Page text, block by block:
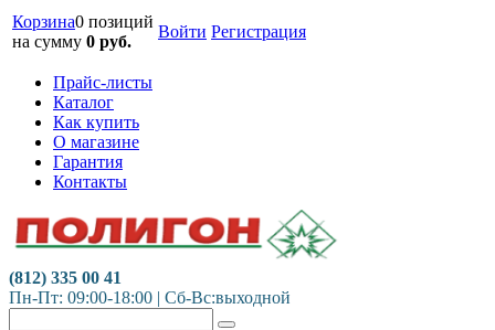
Корзина0 позиций
на сумму 0 руб.
Войти Регистрация
Прайс-листы
Каталог
Как купить
О магазине
Гарантия
Контакты
(812) 335 00 41
Пн-Пт: 09:00-18:00 | Сб-Вс:выходной